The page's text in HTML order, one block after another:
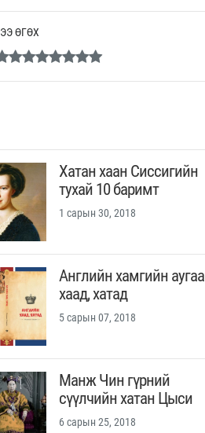
ӨГӨХ
Хатан хаан Сиссигийн
тухай 10 баримт
1 сарын 30, 2018
Английн хамгийн аугаа
хаад, хатад
5 сарын 07, 2018
Манж Чин гүрний
сүүлчийн хатан Цыси
6 сарын 25, 2018